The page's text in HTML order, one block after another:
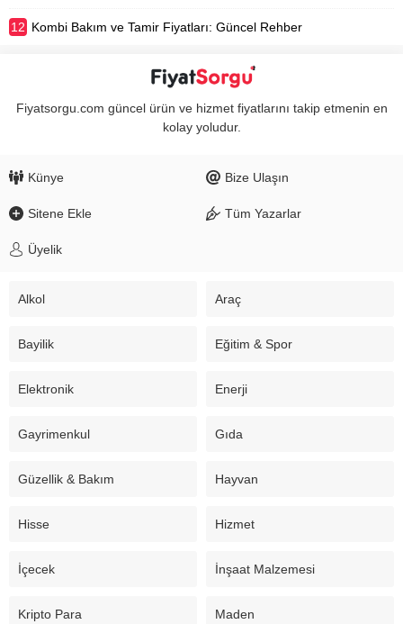
12 Kombi Bakım ve Tamir Fiyatları: Güncel Rehber
Fiyatsorgu.com güncel ürün ve hizmet fiyatlarını takip etmenin en
kolay yoludur.
Künye Bize Ulaşın
Sitene Ekle Tüm Yazarlar
Üyelik
Alkol Araç
Bayilik Eğitim & Spor
Elektronik Enerji
Gayrimenkul Gıda
Güzellik & Bakım Hayvan
Hisse Hizmet
İçecek İnşaat Malzemesi
Kripto Para Maden